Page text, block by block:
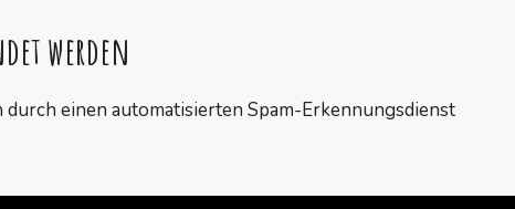
werden
einen automatisierten Spam-Erkennungsdienst